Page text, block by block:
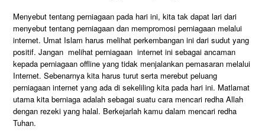
Menyebut tentang perniagaan pada hari ini, kita tak dapat lari dari
menyebut tentang perniagaan dan mempromosi perniagaan melalui
internet. Umat Islam harus melihat perkembangan ini dari sudut yang
positif. Jangan melihat perniagaan internet ini sebagai ancaman
kepada perniagaan offline yang tidak menjalankan pemasaran melalui
Internet. Sebenarnya kita harus turut serta merebut peluang
perniagaan internet yang ada di sekeliling kita pada hari ini. Matlamat
utama kita berniaga adalah sebagai suatu cara mencari redha Allah
dengan rezeki yang halal. Berkejarlah kamu dalam mencari redha
Tuhan.